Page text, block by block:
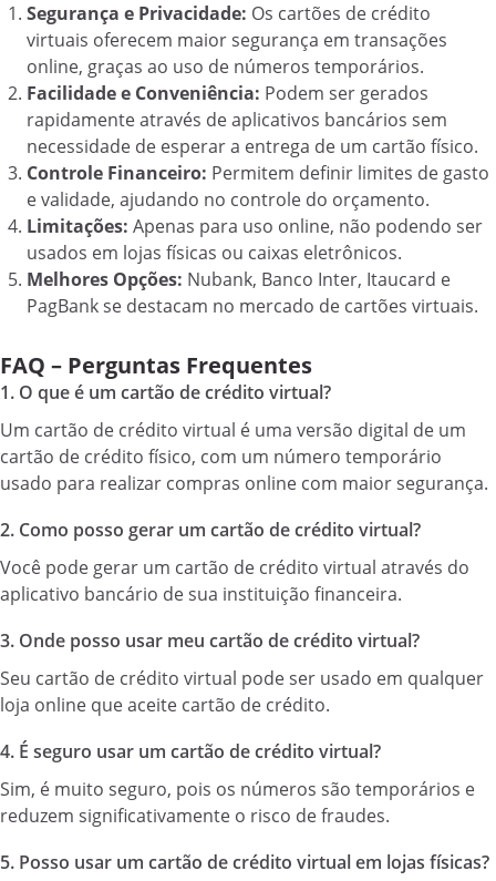
Segurança e Privacidade: Os cartões de crédito
virtuais oferecem maior segurança em transações
online, graças ao uso de números temporários.
Facilidade e Conveniência: Podem ser gerados
rapidamente através de aplicativos bancários sem
necessidade de esperar a entrega de um cartão físico.
Controle Financeiro: Permitem definir limites de gasto
e validade, ajudando no controle do orçamento.
Limitações: Apenas para uso online, não podendo ser
usados em lojas físicas ou caixas eletrônicos.
Melhores Opções: Nubank, Banco Inter, Itaucard e
PagBank se destacam no mercado de cartões virtuais.
FAQ – Perguntas Frequentes
1. O que é um cartão de crédito virtual?
Um cartão de crédito virtual é uma versão digital de um
cartão de crédito físico, com um número temporário
usado para realizar compras online com maior segurança.
2. Como posso gerar um cartão de crédito virtual?
Você pode gerar um cartão de crédito virtual através do
aplicativo bancário de sua instituição financeira.
3. Onde posso usar meu cartão de crédito virtual?
Seu cartão de crédito virtual pode ser usado em qualquer
loja online que aceite cartão de crédito.
4. É seguro usar um cartão de crédito virtual?
Sim, é muito seguro, pois os números são temporários e
reduzem significativamente o risco de fraudes.
5. Posso usar um cartão de crédito virtual em lojas físicas?